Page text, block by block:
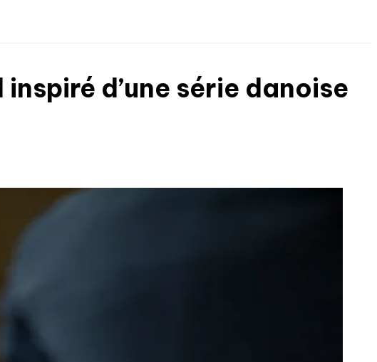
d’une série danoise